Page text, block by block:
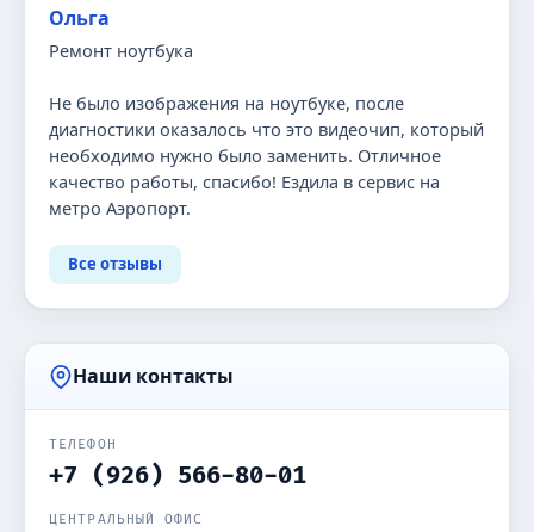
Ольга
Ремонт ноутбука
Не было изображения на ноутбуке, после
диагностики оказалось что это видеочип, который
необходимо нужно было заменить. Отличное
качество работы, спасибо! Ездила в сервис на
метро Аэропорт.
Все отзывы
Наши контакты
ТЕЛЕФОН
+7 (926) 566-80-01
ЦЕНТРАЛЬНЫЙ ОФИС